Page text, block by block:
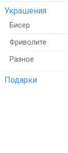
Украшения
Бисер
Фриволите
Разное
Подарки